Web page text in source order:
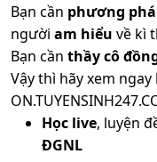
Bạn cần phương
người am hiểu về kì
Bạn cần thầy cô
Vậy thì hãy xem
Học live, luyện
ĐGNL